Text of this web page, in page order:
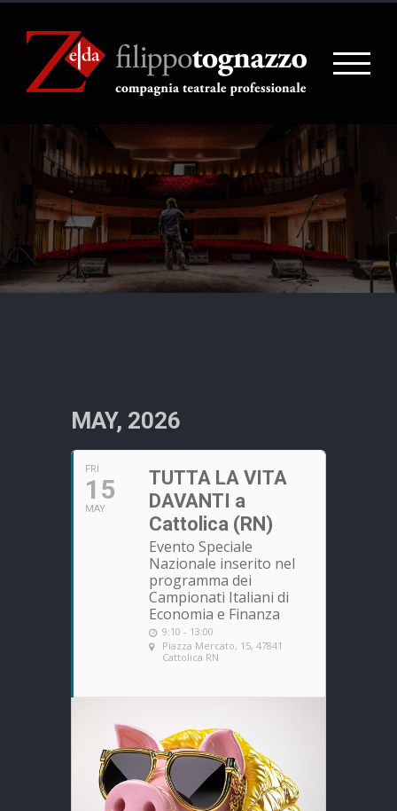
MAY, 2026
FRI
15
MAY
TUTTA LA VITA
DAVANTI a
Cattolica (RN)
Evento Speciale
Nazionale inserito nel
programma dei
Campionati Italiani di
Economia e Finanza
9:10 - 13:00
Piazza Mercato, 15, 47841
Cattolica RN